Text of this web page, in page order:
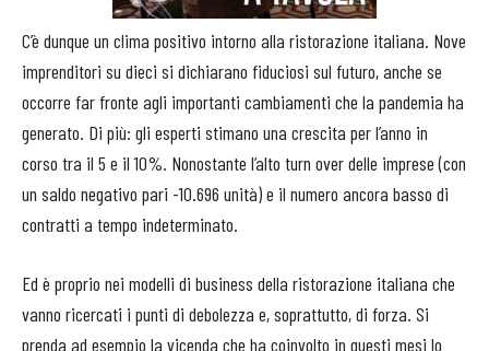
C’è dunque un clima positivo intorno alla ristorazione italiana. Nove
imprenditori su dieci si dichiarano fiduciosi sul futuro, anche se
occorre far fronte agli importanti cambiamenti che la pandemia ha
generato. Di più: gli esperti stimano una crescita per l’anno in
corso tra il 5 e il 10%. Nonostante l’alto turn over delle imprese (con
un saldo negativo pari -10.696 unità) e il numero ancora basso di
contratti a tempo indeterminato.
Ed è proprio nei modelli di business della ristorazione italiana che
vanno ricercati i punti di debolezza e, soprattutto, di forza. Si
prenda ad esempio la vicenda che ha coinvolto in questi mesi lo